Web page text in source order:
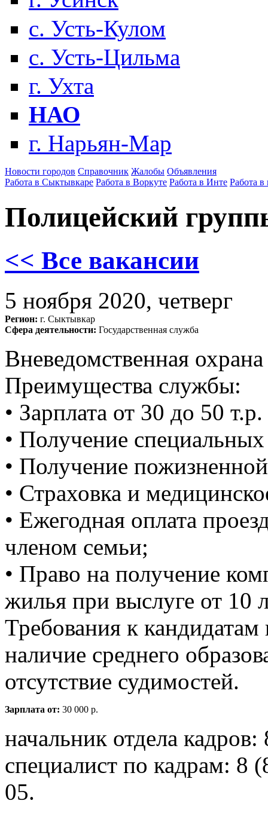
с. Усть-Кулом
с. Усть-Цильма
г. Ухта
НАО
г. Нарьян-Мар
Новости городов Справочник Жалобы Объявления
Работа в Сыктывкаре Работа в Воркуте Работа в Инте Работа в
Полицейский
<< Все вакансии
5 ноября 2020, четверг
Регион: г. Сыктывкар
Сфера деятельности: Государственная служба
Вневедомственная охрана
Преимущества службы:
• Зарплата от 30 до 50
• Получение
• Получение
• Страховка и
• Ежегодная оплата
членом семьи;
• Право на получение
жилья при выслуге от 10
Требования к
наличие среднего
отсутствие судимостей.
Зарплата от: 30 000 р.
начальник отдела
специалист по кадрам: 8
05.